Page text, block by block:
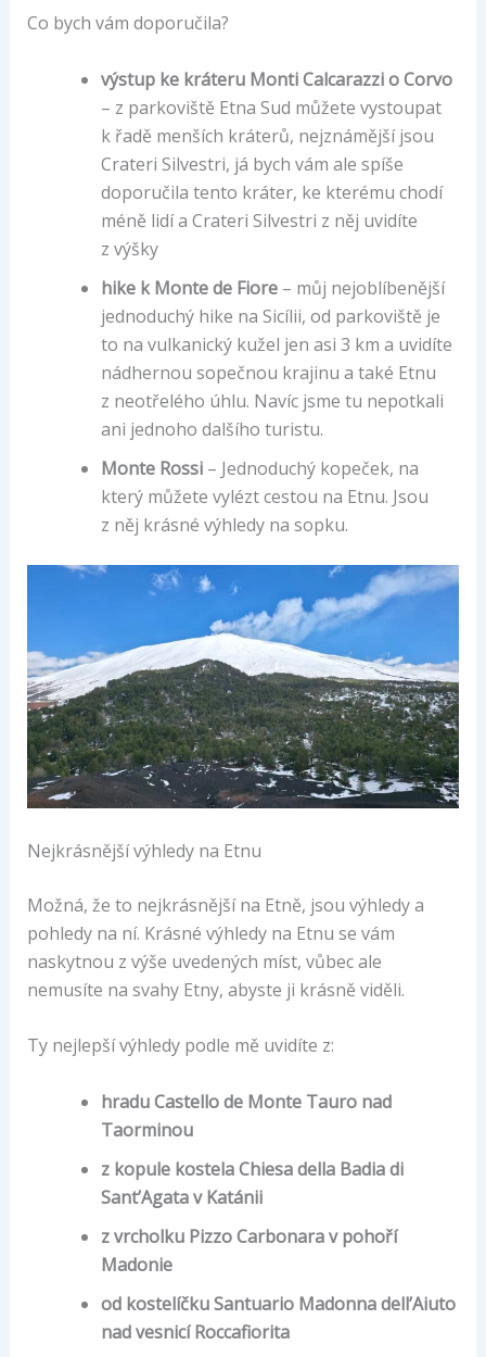
Co bych vám doporučila?
výstup ke kráteru Monti Calcarazzi o Corvo
– z parkoviště Etna Sud můžete vystoupat
k řadě menších kráterů, nejznámější jsou
Crateri Silvestri, já bych vám ale spíše
doporučila tento kráter, ke kterému chodí
méně lidí a Crateri Silvestri z něj uvidíte
z výšky
hike k Monte de Fiore – můj nejoblíbenější
jednoduchý hike na Sicílii, od parkoviště je
to na vulkanický kužel jen asi 3 km a uvidíte
nádhernou sopečnou krajinu a také Etnu
z neotřelého úhlu. Navíc jsme tu nepotkali
ani jednoho dalšího turistu.
Monte Rossi – Jednoduchý kopeček, na
který můžete vylézt cestou na Etnu. Jsou
z něj krásné výhledy na sopku.
Nejkrásnější výhledy na Etnu
Možná, že to nejkrásnější na Etně, jsou výhledy a
pohledy na ní. Krásné výhledy na Etnu se vám
naskytnou z výše uvedených míst, vůbec ale
nemusíte na svahy Etny, abyste ji krásně viděli.
Ty nejlepší výhledy podle mě uvidíte z:
hradu Castello de Monte Tauro nad
Taorminou
z kopule kostela Chiesa della Badia di
Sant’Agata v Katánii
z vrcholku Pizzo Carbonara v pohoří
Madonie
od kostelíčku Santuario Madonna dell’Aiuto
nad vesnicí Roccafiorita